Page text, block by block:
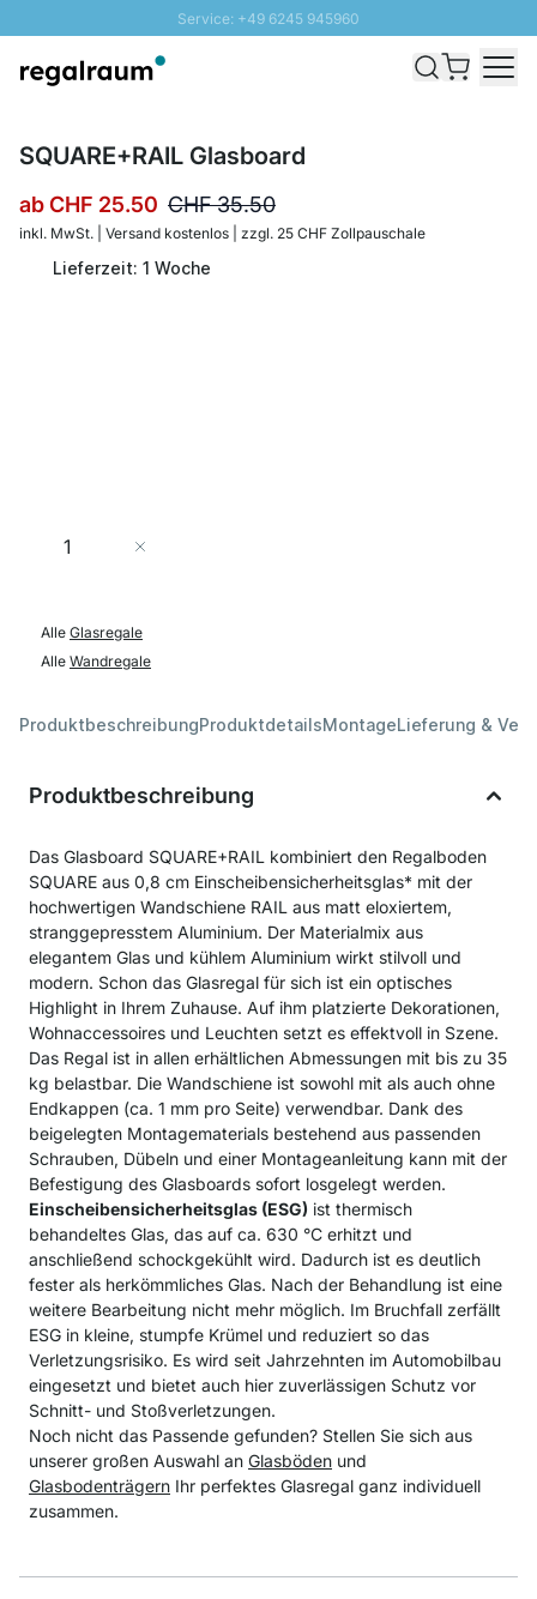
Service: +49 6245 945960
Versand & Zoll gratis ab 300 CHF
SQUARE+RAIL Glasboard
abCHF 25.50 CHF 35.50
inkl. MwSt. | Versand kostenlos | zzgl. 25 CHF Zollpauschale
Lieferzeit: 1 Woche
Menge
Alle Glasregale
Alle Wandregale
ProduktbeschreibungProduktdetailsMontageLieferung &
Produktbeschreibung
Das Glasboard SQUARE+RAIL kombiniert den Regalboden
SQUARE aus 0,8 cm Einscheibensicherheitsglas* mit der
hochwertigen Wandschiene RAIL aus matt eloxiertem,
stranggepresstem Aluminium. Der Materialmix aus
elegantem Glas und kühlem Aluminium wirkt stilvoll und
modern. Schon das Glasregal für sich ist ein optisches
Highlight in Ihrem Zuhause. Auf ihm platzierte Dekorationen,
Wohnaccessoires und Leuchten setzt es effektvoll in Szene.
Das Regal ist in allen erhältlichen Abmessungen mit bis zu 35
kg belastbar. Die Wandschiene ist sowohl mit als auch ohne
Endkappen (ca. 1 mm pro Seite) verwendbar. Dank des
beigelegten Montagematerials bestehend aus passenden
Schrauben, Dübeln und einer Montageanleitung kann mit der
Befestigung des Glasboards sofort losgelegt werden.
Einscheibensicherheitsglas (ESG) ist thermisch
behandeltes Glas, das auf ca. 630 °C erhitzt und
anschließend schockgekühlt wird. Dadurch ist es deutlich
fester als herkömmliches Glas. Nach der Behandlung ist eine
weitere Bearbeitung nicht mehr möglich. Im Bruchfall zerfällt
ESG in kleine, stumpfe Krümel und reduziert so das
Verletzungsrisiko. Es wird seit Jahrzehnten im Automobilbau
eingesetzt und bietet auch hier zuverlässigen Schutz vor
Schnitt- und Stoßverletzungen.
Noch nicht das Passende gefunden? Stellen Sie sich aus
unserer großen Auswahl an Glasböden und
Glasbodenträgern Ihr perfektes Glasregal ganz individuell
zusammen.